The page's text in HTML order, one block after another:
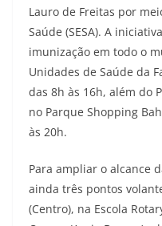
Lauro de Freitas por
Saúde (SESA). A
imunização em todo o
Unidades de Saúde da
das 8h às 16h, além do
no Parque Shopping
às 20h.
Para ampliar o alcance
ainda três pontos
(Centro), na Escola